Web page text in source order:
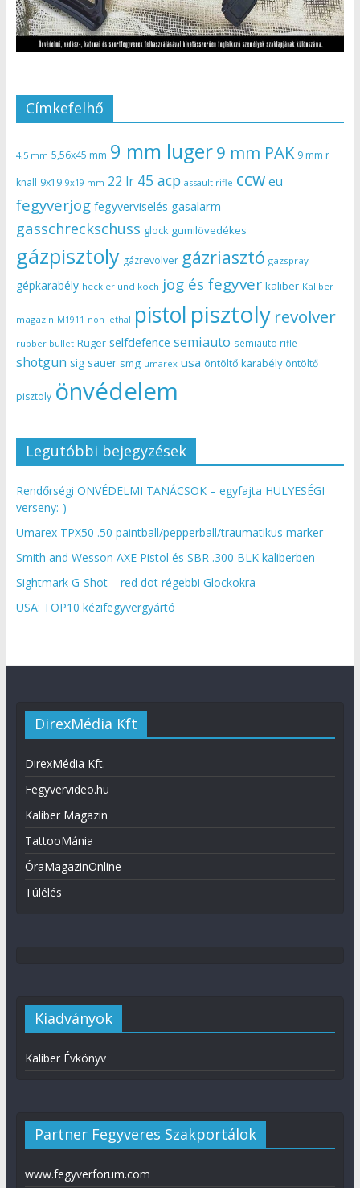
Címkefelhő
4,5 mm 5,56x45 mm 9 mm luger9 mm PAK 9 mm r
knall 9x19 9x19 mm 22 lr 45 acp assault rifle ccw eu
fegyverjog fegyverviselés gasalarm
gasschreckschuss glock gumilövedékes
gázpisztoly gázrevolver gázriasztó gázspray
gépkarabély heckler und koch jog és fegyver kaliber Kaliber
magazin M1911 non lethal pistol pisztoly revolver
rubber bullet Ruger selfdefence semiauto semiauto rifle
shotgun sig sauer smg umarex usa öntöltő karabély öntöltő
pisztoly önvédelem
Legutóbbi bejegyzések
Rendőrségi ÖNVÉDELMI TANÁCSOK – egyfajta HÜLYESÉGI
verseny:-)
Umarex TPX50 .50 paintball/pepperball/traumatikus marker
Smith and Wesson AXE Pistol és SBR .300 BLK kaliberben
Sightmark G-Shot – red dot régebbi Glockokra
USA: TOP10 kézifegyvergyártó
DirexMédia Kft
DirexMédia Kft.
Fegyvervideo.hu
Kaliber Magazin
TattooMánia
ÓraMagazinOnline
Túlélés
Kiadványok
Kaliber Évkönyv
Partner Fegyveres Szakportálok
www.fegyverforum.com